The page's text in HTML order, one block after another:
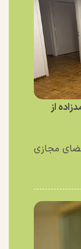
از
مجازی